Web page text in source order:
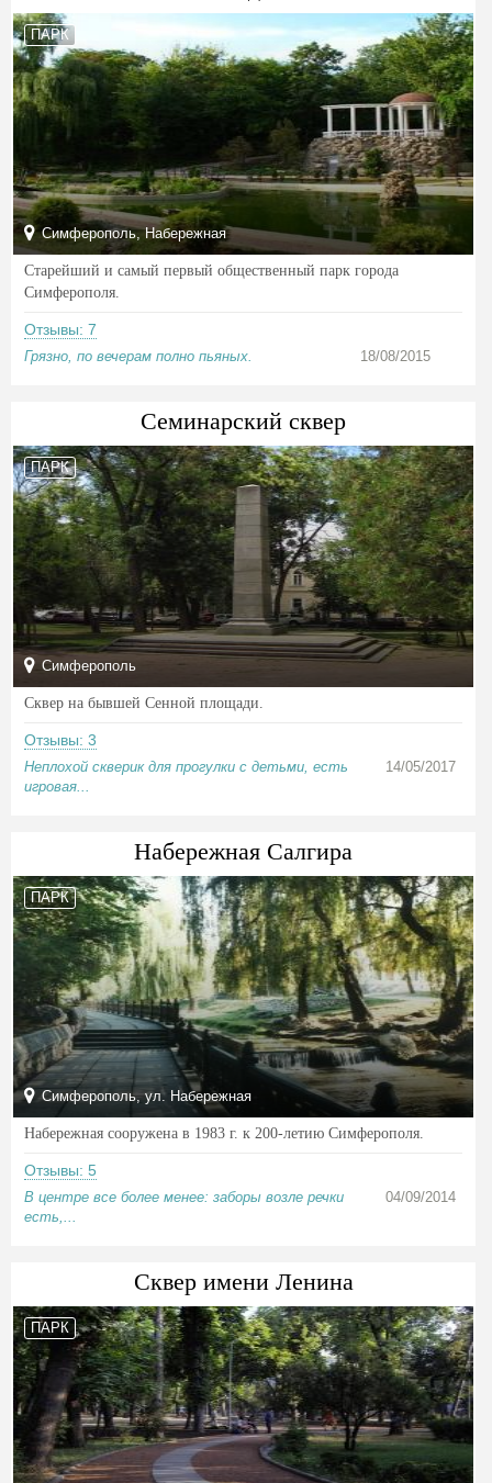
ПАРК
Симферополь, Набережная
Старейший и самый первый общественный парк города
Симферополя.
Отзывы: 7
Грязно, по вечерам полно пьяных. 18/08/2015
Семинарский сквер
ПАРК
Симферополь
Сквер на бывшей Сенной площади.
Отзывы: 3
Неплохой скверик для прогулки с детьми, есть
игровая...
14/05/2017
Набережная Салгира
ПАРК
Симферополь, ул. Набережная
Набережная сооружена в 1983 г. к 200-летию Симферополя.
Отзывы: 5
В центре все более менее: заборы возле речки
есть,...
04/09/2014
Сквер имени Ленина
ПАРК